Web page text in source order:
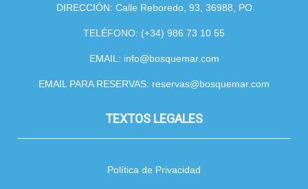
DIRECCIÓN: Calle Reboredo, 93, 36988, PO
TELÉFONO: (+34) 986 73 10 55
EMAIL: info@bosquemar.com
EMAIL PARA RESERVAS: reservas@bosquemar.com
TEXTOS LEGALES
Política de Privacidad